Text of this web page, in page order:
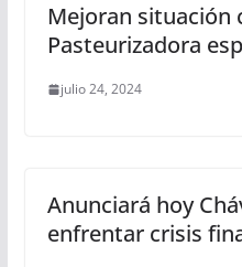
Mejoran situación
Pasteurizadora
julio 24, 2024
Anunciará hoy
enfrentar crisis